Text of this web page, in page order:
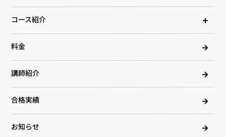
コース紹介
料金
講師紹介
合格実績
お知らせ